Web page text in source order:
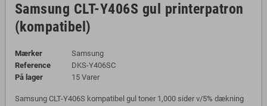
Samsung CLT-Y406S gul printerpatron
(kompatibel)
Mærker
Samsung
Reference
DKS-Y406SC
På lager
15 Varer
Samsung CLT-Y406S kompatibel gul toner 1,000 sider v/5% dækning